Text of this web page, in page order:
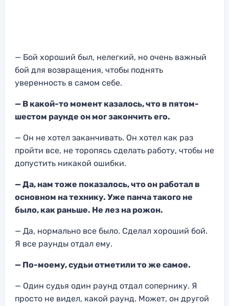
— Бой хороший был, нелегкий, но очень важный
бой для возвращения, чтобы поднять
уверенность в самом себе.
— В какой-то момент казалось, что в пятом-
шестом раунде он могзакончить его.
— Он не хотел заканчивать. Он хотел как раз
пройти все, не торопясь сделать работу, чтобы не
допустить никакой ошибки.
—Да, нам тоже показалось, что он работал в
основном на технику. Уже панча такого не
было, как раньше. Не лез на рожон.
— Да, нормально все было. Сделал хороший бой.
Я все раунды отдал ему.
— По-моему, судьи отметили тоже самое.
— Один судья один раунд отдал сопернику. Я
просто не видел, какой раунд. Может, он другой